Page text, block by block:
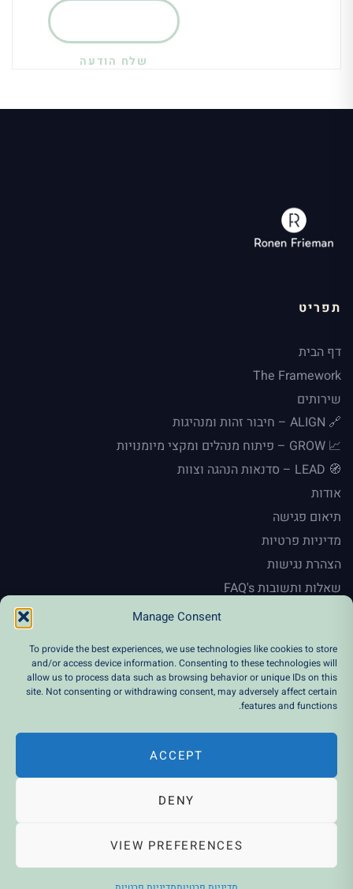
Manage Consent
To provide the best experiences, we use technologies like cookies to store
and/or access device information. Consenting to these technologies will
allow us to process data such as browsing behavior or unique IDs on this
site. Not consenting or withdrawing consent, may adversely affect certain
features and functions.
ACCEPT
DENY
VIEW PREFERENCES
שלח הודעה
תפריט
דף הבית
The Framework
שירותים
🔗 ALIGN – חיבור זהות ומנהיגות
📈 GROW – פיתוח מנהלים ומקצי מיומנויות
🧭 LEAD – סדנאות הנהגה וצוות
אודות
תיאום פגישה
מדיניות פרטיות
הצהרת נגישות
שאלות ותשובות FAQ's
LinkedIn
Facebook
Twitter
Instagram
הצהרת נגישות
מדיניות פרטיות